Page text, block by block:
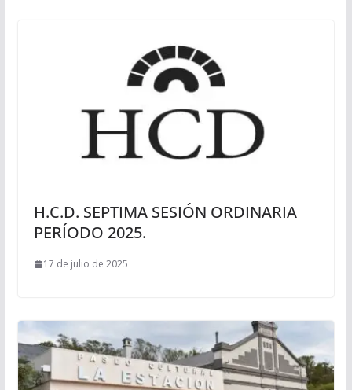
H.C.D. SEPTIMA SESIÓN ORDINARIA
PERÍODO 2025.
17 de julio de 2025